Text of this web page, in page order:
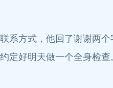
方式，他回了谢谢两个
好明天做一个全身检查